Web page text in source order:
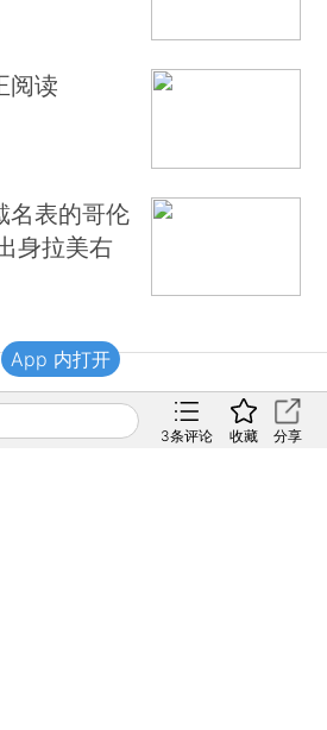
阅读
名表的哥伦
身拉美右
3条评论 收藏 分享
App 内打开